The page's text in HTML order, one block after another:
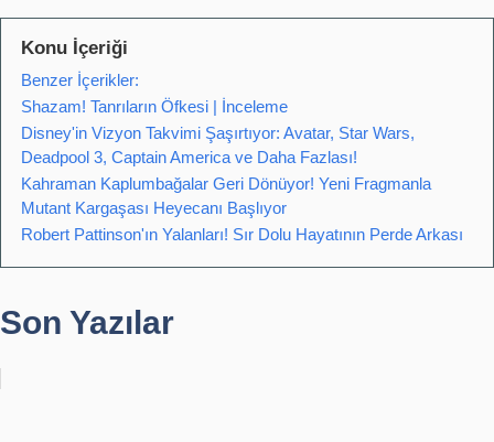
Konu İçeriği
Benzer İçerikler:
Shazam! Tanrıların Öfkesi | İnceleme
Disney'in Vizyon Takvimi Şaşırtıyor: Avatar, Star Wars,
Deadpool 3, Captain America ve Daha Fazlası!
Kahraman Kaplumbağalar Geri Dönüyor! Yeni Fragmanla
Mutant Kargaşası Heyecanı Başlıyor
Robert Pattinson'ın Yalanları! Sır Dolu Hayatının Perde Arkası
Son Yazılar